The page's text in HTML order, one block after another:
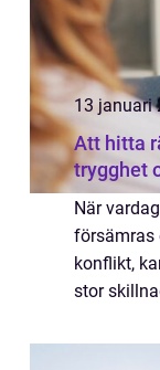
13 januari
Att hitta
trygghet
När
försämras
konflikt,
stor